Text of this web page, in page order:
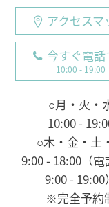
アクセスマ
今すぐ電話
10:00 - 19:00
○月・火・
10:00 -
○木・金・土
9:00 - 18:00（
9:00 - 19:00）
※完全予約